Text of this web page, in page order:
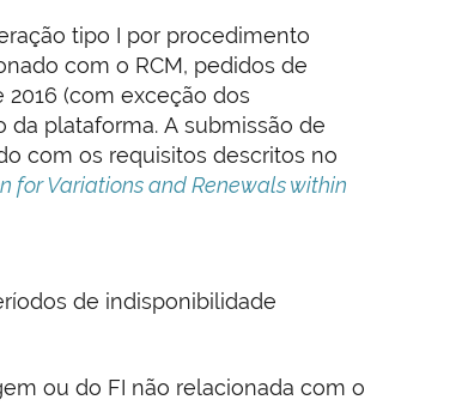
tipo I por procedimento
com o RCM, pedidos de
(com exceção dos
plataforma. A submissão de
com os requisitos descritos no
for Variations and Renewals within
de indisponibilidade
ou do FI não relacionada com o